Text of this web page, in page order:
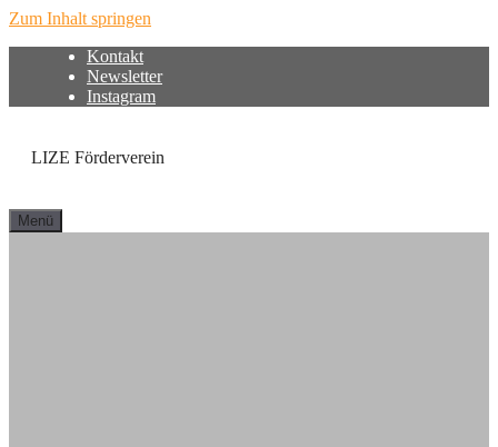
Zum Inhalt springen
Kontakt
Newsletter
Instagram
LIZE Förderverein
Menü